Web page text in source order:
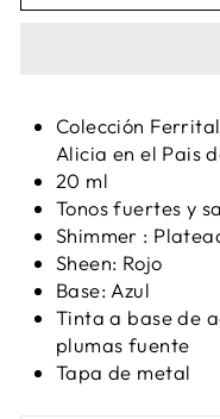
Colección
Alicia en el Pais
20 ml
Tonos fuertes y
Shimmer :
Sheen: Rojo
Base: Azul
Tinta a base de
plumas fuente
Tapa de metal